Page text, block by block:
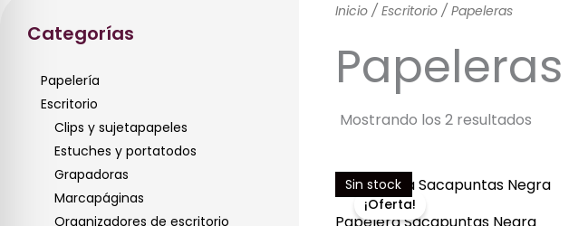
Categorías
Papelería
Escritorio
Clips y sujetapapeles
Estuches y portatodos
Grapadoras
Marcapáginas
Organizadores de escritorio
Inicio / Escritorio / Papeleras
Papeleras
Mostrando los 2 resultados
Sin stock
¡Oferta!
El
precio
original
El
precio